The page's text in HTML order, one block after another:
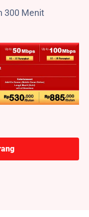
300 Menit